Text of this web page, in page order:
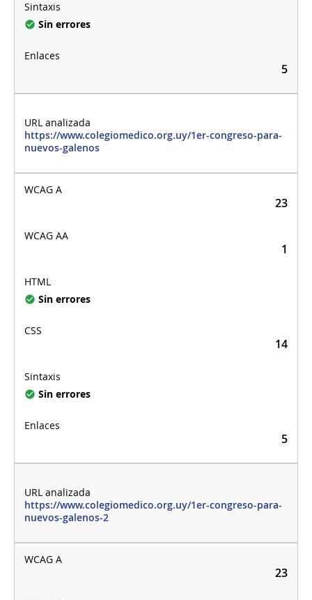
Sin errores
5
https://www.colegiomedico.org.uy/1er-congreso-para-
nuevos-galenos
23
1
Sin errores
14
Sin errores
5
https://www.colegiomedico.org.uy/1er-congreso-para-
nuevos-galenos-2
23